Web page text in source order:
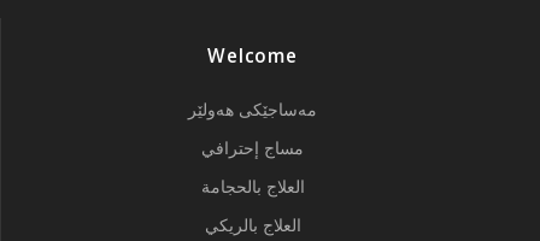
Welcome
مەساجێکی هەولێر
مساج إحترافي
العلاج بالحجامة
العلاج بالريكي